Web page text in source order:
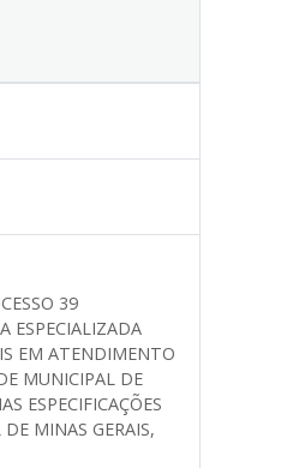
39
ESPECIALIZADA
EM ATENDIMENTO
MUNICIPAL DE
ESPECIFICAÇÕES
MINAS GERAIS,